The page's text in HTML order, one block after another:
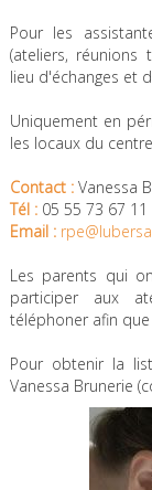
Pour les
(ateliers, réunions
lieu d'échanges et
Uniquement en
les locaux du
Contact :Vanessa
Tél :05 55 73 67 11
Email :
Les parents qui
participer aux
téléphoner afin
Pour obtenir la
Vanessa Brunerie